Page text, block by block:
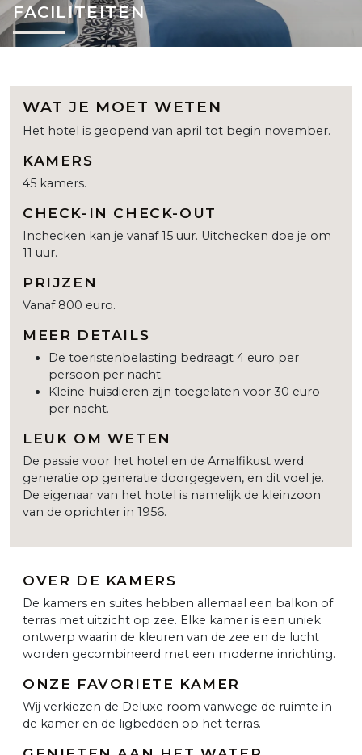
FACILITEITEN
WAT JE MOET WETEN
Het hotel is geopend van april tot begin november.
KAMERS
45 kamers.
CHECK-IN CHECK-OUT
Inchecken kan je vanaf 15 uur. Uitchecken doe je om
11 uur.
PRIJZEN
Vanaf 800 euro.
MEER DETAILS
De toeristenbelasting bedraagt 4 euro per
persoon per nacht.
Kleine huisdieren zijn toegelaten voor 30 euro
per nacht.
LEUK OM WETEN
De passie voor het hotel en de Amalfikust werd
generatie op generatie doorgegeven, en dit voel je.
De eigenaar van het hotel is namelijk de kleinzoon
van de oprichter in 1956.
OVER DE KAMERS
De kamers en suites hebben allemaal een balkon of
terras met uitzicht op zee. Elke kamer is een uniek
ontwerp waarin de kleuren van de zee en de lucht
worden gecombineerd met een moderne inrichting.
ONZE FAVORIETE KAMER
Wij verkiezen de Deluxe room vanwege de ruimte in
de kamer en de ligbedden op het terras.